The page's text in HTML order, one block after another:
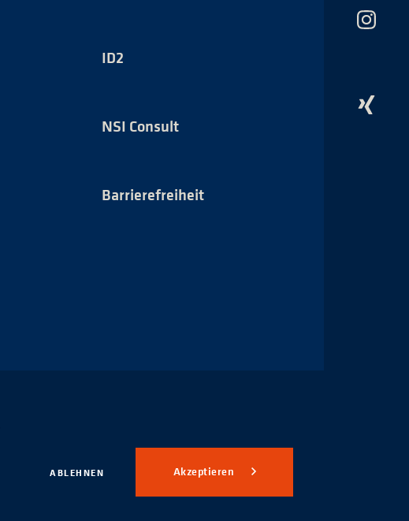
ID2
NSI Consult
Barrierefreiheit
Das
Das
ABLEHNEN Akzeptieren